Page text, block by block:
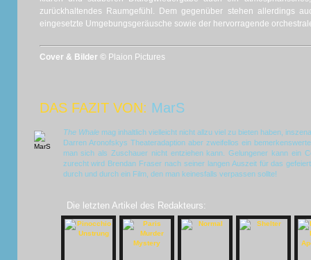
zurückhaltendes Raumgefühl. Dem gegenüber stehen allerdings
eingesetzte Umgebungsgeräusche sowie der hervorragende
Cover & Bilder © Plaion Pictures
DAS FAZIT VON: MarS
The Whalemag inhaltlich vielleicht nicht allzu viel zu bieten haben,
Darren Aronofskys Theateradaption aber zweifellos ein
man sich als Zuschauer nicht entziehen kann. Gelungener kann ein
zurecht wird Brendan Fraser nach seiner langen Auszeit für das
durch und durch ein Film, den man keinesfalls verpassen sollte!
Die letzten Artikel des Redakteurs: